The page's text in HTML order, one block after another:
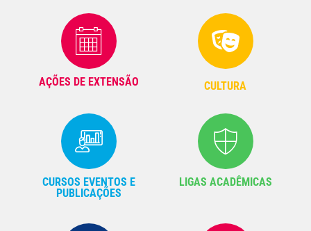
AÇÕES DE EXTENSÃO CULTURA
CURSOS EVENTOS E
PUBLICAÇÕES
LIGAS ACADÊMICAS